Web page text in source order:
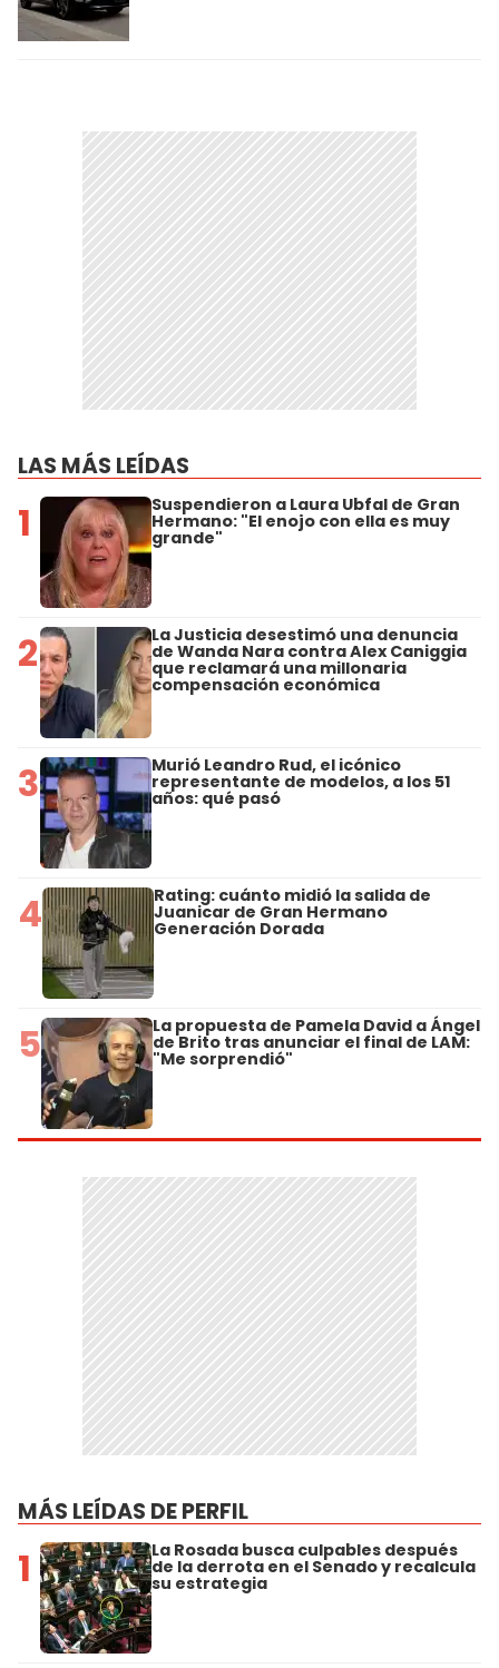
LAS MÁS LEÍDAS
1 Suspendieron a Laura Ubfal de Gran
Hermano: "El enojo con ella es muy
grande"
2 La Justicia desestimó una denuncia
de Wanda Nara contra Alex Caniggia
que reclamará una millonaria
compensación económica
3 Murió Leandro Rud, el icónico
representante de modelos, a los 51
años: qué pasó
4 Rating: cuánto midió la salida de
Juanicar de Gran Hermano
Generación Dorada
5 La propuesta de Pamela David a Ángel
de Brito tras anunciar el final de LAM:
"Me sorprendió"
MÁS LEÍDAS DE PERFIL
1 La Rosada busca culpables después
de la derrota en el Senado y recalcula
su estrategia